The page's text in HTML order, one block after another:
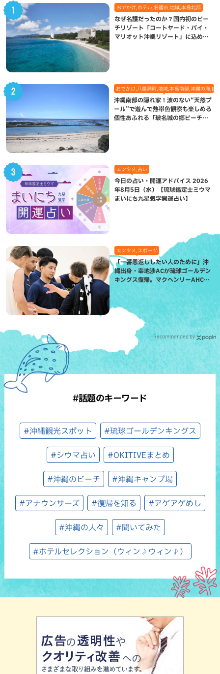
おでかけ,ホテル,名護市,地域,本島北部
なぜ名護だったのか？国内初のビー
チリゾート「コートヤード・バイ・
マリオット沖縄リゾート」に込めら
おでかけ,八重瀬町,地域,本島南部,沖縄の海,自
沖縄南部の隠れ家！波のない“天然プ
ール”で遊んで熱帯魚観察も楽しめる
個性あふれる「玻名城の郷ビーチ」
エンタメ,占い
今日の占い・開運アドバイス 2026
年8月5日（水）【琉球鑑定士ミウマ
まいにち九星気学開運占い】
エンタメ,スポーツ
「一番恩返ししたい人のために」沖
縄出身・幸地渉ACが琉球ゴールデン
キングス復帰。マクヘンリーAHCに
信頼を寄せる理由
Recommended by
#話題のキーワード
#沖縄観光スポット #琉球ゴールデンキングス
#シウマ占い #OKITIVEまとめ
#沖縄のビーチ #沖縄キャンプ場
#アナウンサーズ #復帰を知る #アゲアゲめし
#沖縄の人々 #聞いてみた
#ホテルセレクション（ウィン♪ウィン♪）